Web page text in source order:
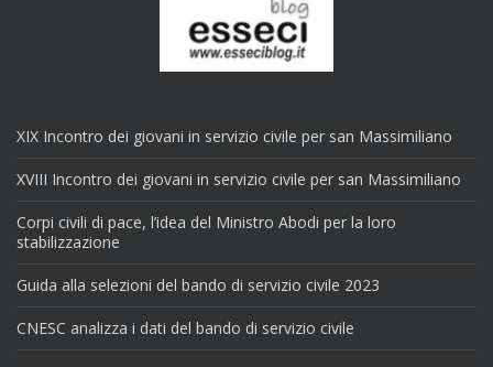
XIX Incontro dei giovani in servizio civile per san Massimiliano
XVIII Incontro dei giovani in servizio civile per san Massimiliano
Corpi civili di pace, l’idea del Ministro Abodi per la loro
stabilizzazione
Guida alla selezioni del bando di servizio civile 2023
CNESC analizza i dati del bando di servizio civile